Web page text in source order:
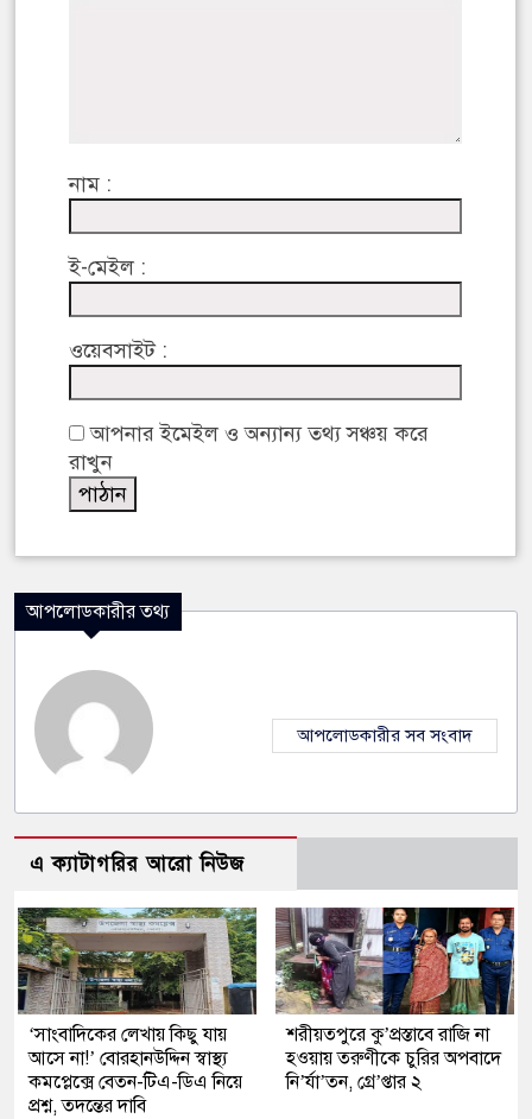
নাম :
ই-মেইল :
ওয়েবসাইট :
আপনার ইমেইল ও অন্যান্য তথ্য সঞ্চয় করে
রাখুন
আপলোডকারীর তথ্য
আপলোডকারীর সব সংবাদ
এ ক্যাটাগরির আরো নিউজ
‘সাংবাদিকের লেখায় কিছু যায়
আসে না!’ বোরহানউদ্দিন স্বাস্থ্য
কমপ্লেক্সে বেতন-টিএ-ডিএ নিয়ে
প্রশ্ন, তদন্তের দাবি
শরীয়তপুরে কু’প্রস্তাবে রাজি না
হওয়ায় তরুণীকে চুরির অপবাদে
নি’র্যা’তন, গ্রে’প্তার ২